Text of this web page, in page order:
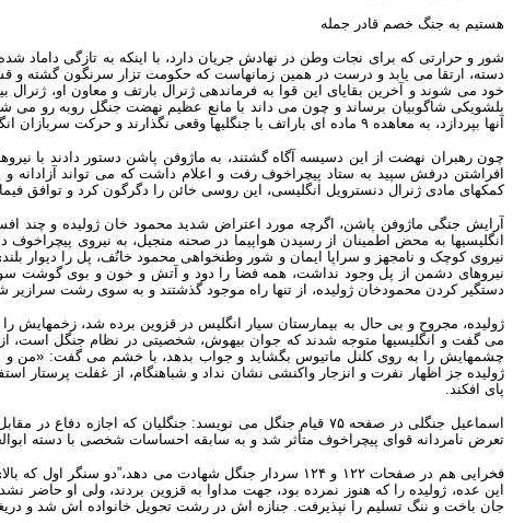
هستیم به جنگ خصم قادر جمله
شور و حرارتی که برای نجات وطن در نهادش جریان دارد، با اینکه به تازگی
دسته، ارتقا می یابد و درست در همین زمانهاست که حکومت تزار سرنگون گشته و
خود می شوند و آخرین بقایای این قوا به فرماندهی ژنرال بارتف و معاون او،
بلشویکی شاگوبیان برساند و چون می داند با مانع عظیم نهضت جنگل روبه رو می
آنها بپردازد، به معاهده ۹ ماده ای باراتف با جنگلیها وقعی نگذارند و حرکت سربازان انگلیسی را به طرف انزلی تضمین نمایند.
چون رهبران نهضت از این دسیسه آگاه گشتند، به ماژوفن پاشن دستور دادند با
افراشتن درفش سپید به ستاد پیچراخوف رفت و اعلام داشت که می تواند آزادانه
کمکهای مادی ژنرال دنسترویل انگلیسی، این روسی خائن را دگرگون کرد و توافق
آرایش جنگی ماژوفن پاشن، اگرچه مورد اعتراض شدید محمود خان ژولیده و چند
انگلیسیها به محض اطمینان از رسیدن هواپیما در صحنه منجیل، به نیروی پیچراخوف
نیروی کوچک و نامجهز و سراپا ایمان و شور وطنخواهی محمود خانُف، پل را دیوار
نیروهای دشمن از پل وجود نداشت، همه فضا را دود و آتش و خون و بوی گوشت
دستگیر کردن محمودخان ژولیده، از تنها راه موجود گذشتند و به سوی رشت سرازیر
ژولیده، مجروح و بی حال به بیمارستان سیار انگلیس در قزوین برده شد،
می گفت و انگلیسیها متوجه شدند که جوان بیهوش، شخصیتی در نظام جنگل است، از
چشمهایش را به روی کلنل ماتیوس بگشاید و جواب بدهد، با خشم می گفت: «من و
پای افکند.
اسماعیل جنگلی در صفحه ۷۵ قیام جنگل می نویسد: جنگلیان
تعرض نامردانه قوای پیچراخوف متأثر شد و به سابقه احساسات شخصی با دسته
فخرایی هم در صفحات ۱۲۲ و ۱۲۴ سردار جنگل شهادت می
این عده، ژولیده را که هنوز نمرده بود، جهت مداوا به قزوین بردند، ولی او حاضر
جان باخت و ننگ تسلیم را نپذیرفت. جنازه اش در رشت تحویل خانواده اش شد و